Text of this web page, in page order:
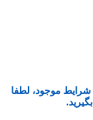
شرایط موجود، لطفا